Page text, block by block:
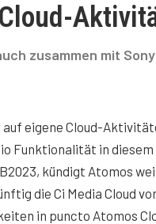
zusammen mit
eigene Cloud-
Funktionalität in diesem
kündigt Atomos
die Ci Media Cloud
in puncto Atomos